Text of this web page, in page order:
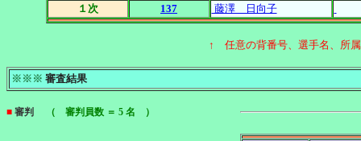
１次
137 藤澤 日向子
↑ 任意の背番号、選手名、所
※※※ 審査結果
■ 審判 （ 審判員数 ＝ 5 名 ）